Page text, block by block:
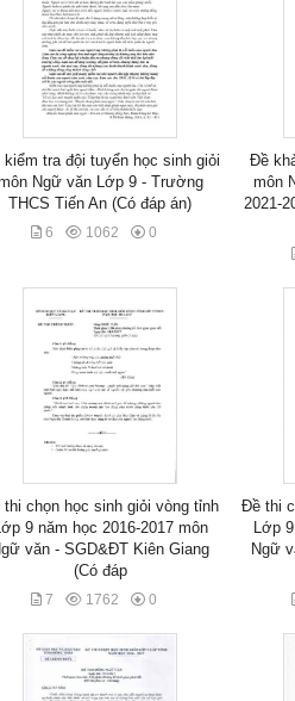
tra đội tuyển học sinh giỏi
Ngữ văn Lớp 9 - Trường
THCS Tiến An (Có đáp án)
6 1062 0
Đề
môn
2021-
thi chọn học sinh giỏi vòng tỉnh
9 năm học 2016-2017 môn
văn - SGD&ĐT Kiên Giang
(Có đáp
7 1762 0
Đề thi
Lớp
Ngữ